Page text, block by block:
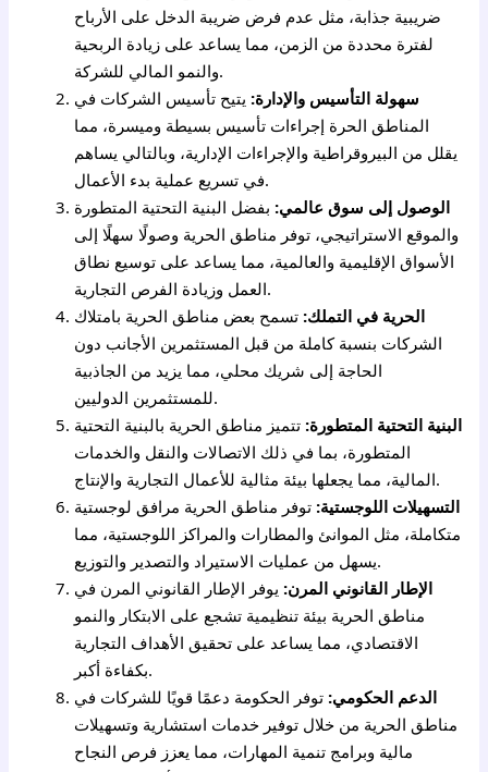
ضريبية جذابة، مثل عدم فرض ضريبة الدخل على الأرباح
لفترة محددة من الزمن، مما يساعد على زيادة الربحية
والنمو المالي للشركة.
سهولة التأسيس والإدارة: يتيح تأسيس الشركات في
المناطق الحرة إجراءات تأسيس بسيطة وميسرة، مما
يقلل من البيروقراطية والإجراءات الإدارية، وبالتالي يساهم
في تسريع عملية بدء الأعمال.
الوصول إلى سوق عالمي: بفضل البنية التحتية المتطورة
والموقع الاستراتيجي، توفر مناطق الحرية وصولًا سهلًا إلى
الأسواق الإقليمية والعالمية، مما يساعد على توسيع نطاق
العمل وزيادة الفرص التجارية.
الحرية في التملك: تسمح بعض مناطق الحرية بامتلاك
الشركات بنسبة كاملة من قبل المستثمرين الأجانب دون
الحاجة إلى شريك محلي، مما يزيد من الجاذبية
للمستثمرين الدوليين.
البنية التحتية المتطورة: تتميز مناطق الحرية بالبنية التحتية
المتطورة، بما في ذلك الاتصالات والنقل والخدمات
المالية، مما يجعلها بيئة مثالية للأعمال التجارية والإنتاج.
التسهيلات اللوجستية: توفر مناطق الحرية مرافق لوجستية
متكاملة، مثل الموانئ والمطارات والمراكز اللوجستية، مما
يسهل من عمليات الاستيراد والتصدير والتوزيع.
الإطار القانوني المرن: يوفر الإطار القانوني المرن في
مناطق الحرية بيئة تنظيمية تشجع على الابتكار والنمو
الاقتصادي، مما يساعد على تحقيق الأهداف التجارية
بكفاءة أكبر.
الدعم الحكومي: توفر الحكومة دعمًا قويًا للشركات في
مناطق الحرية من خلال توفير خدمات استشارية وتسهيلات
مالية وبرامج تنمية المهارات، مما يعزز فرص النجاح